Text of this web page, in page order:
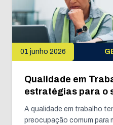
01 junho 2026
Qualidade em
estratégias para o
A qualidade em trabalho
preocupação comum para